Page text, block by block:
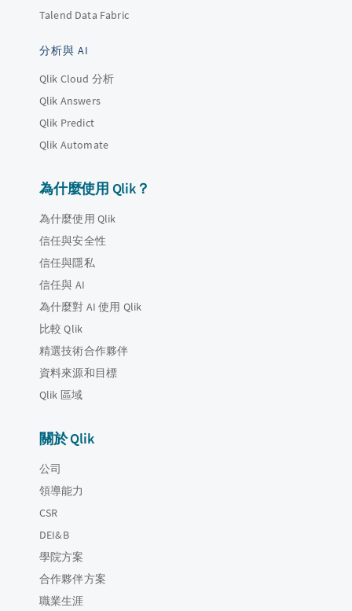
Talend Data Fabric
分析與 AI
Qlik Cloud 分析
Qlik Answers
Qlik Predict
Qlik Automate
為什麼使用 Qlik？
為什麼使用 Qlik
信任與安全性
信任與隱私
信任與 AI
為什麼對 AI 使用 Qlik
比較 Qlik
精選技術合作夥伴
資料來源和目標
Qlik 區域
關於 Qlik
公司
領導能力
CSR
DEI&B
學院方案
合作夥伴方案
職業生涯